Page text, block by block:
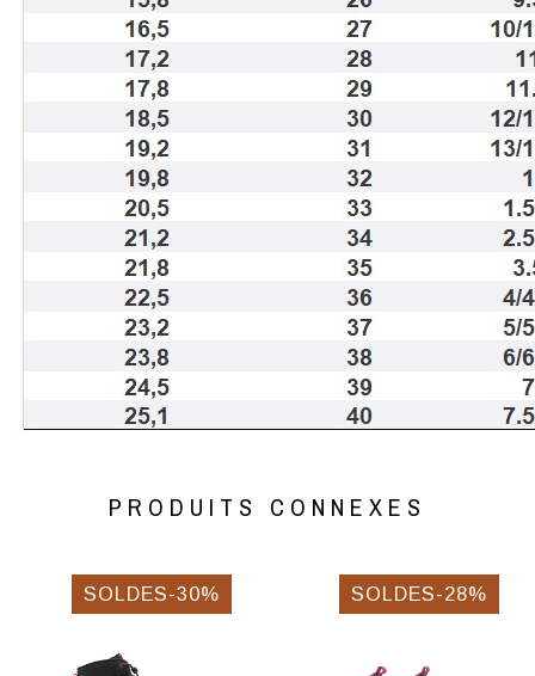
PRODUITS CONNEXES
SOLDES-30% SOLDES-28%